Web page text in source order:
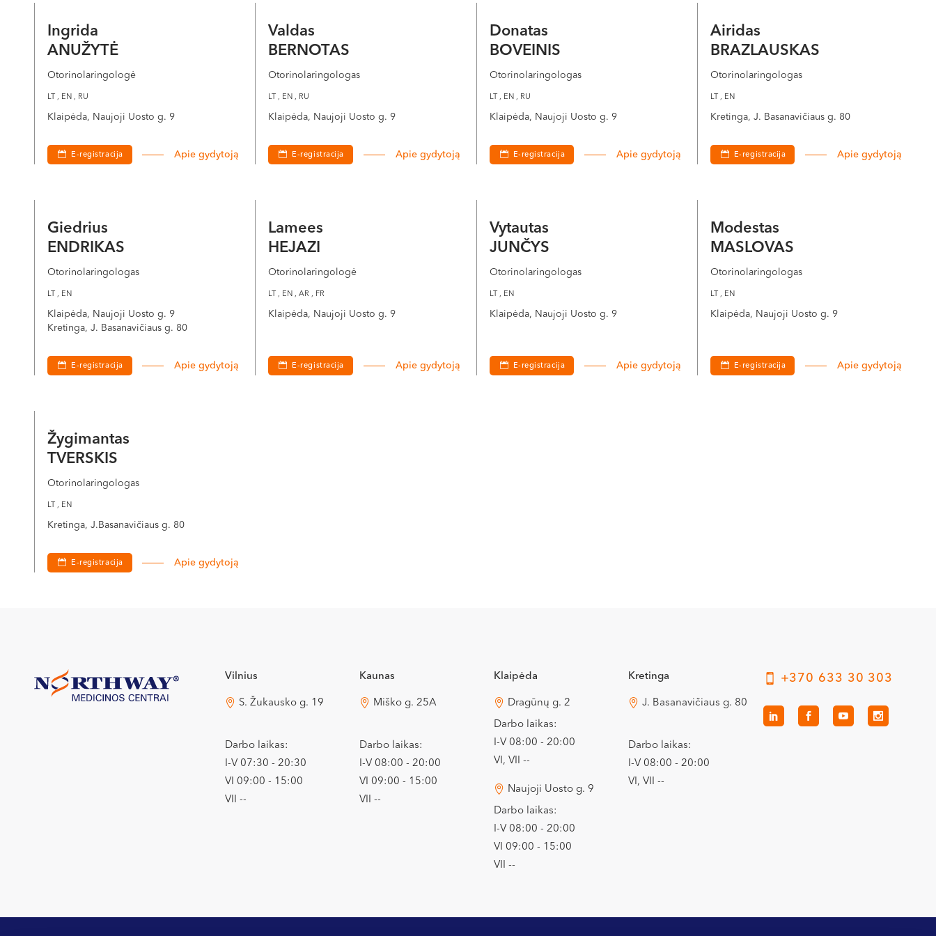
Ingrida
ANUŽYTĖ
Otorinolaringologė
LT , EN , RU
Klaipėda, Naujoji Uosto g. 9
E-registracija Apie gydytoją
Valdas
BERNOTAS
Otorinolaringologas
LT , EN , RU
Klaipėda, Naujoji Uosto g. 9
E-registracija Apie gydytoją
Donatas
BOVEINIS
Otorinolaringologas
LT , EN , RU
Klaipėda, Naujoji Uosto g. 9
E-registracija Apie gydytoją
Airidas
BRAZLAUSKAS
Otorinolaringologas
LT , EN
Kretinga, J. Basanavičiaus g. 80
E-registracija Apie gydytoją
Giedrius
ENDRIKAS
Otorinolaringologas
LT , EN
Klaipėda, Naujoji Uosto g. 9
Kretinga, J. Basanavičiaus g. 80
E-registracija Apie gydytoją
Lamees
HEJAZI
Otorinolaringologė
LT , EN , AR , FR
Klaipėda, Naujoji Uosto g. 9
E-registracija Apie gydytoją
Vytautas
JUNČYS
Otorinolaringologas
LT , EN
Klaipėda, Naujoji Uosto g. 9
E-registracija Apie gydytoją
Modestas
MASLOVAS
Otorinolaringologas
LT , EN
Klaipėda, Naujoji Uosto g. 9
E-registracija Apie gydytoją
Žygimantas
TVERSKIS
Otorinolaringologas
LT , EN
Kretinga, J.Basanavičiaus g. 80
E-registracija Apie gydytoją
Vilnius
S. Žukausko g. 19
Darbo laikas:
I-V 07:30 - 20:30
VI 09:00 - 15:00
VII --
Kaunas
Miško g. 25A
Darbo laikas:
I-V 08:00 - 20:00
VI 09:00 - 15:00
VII --
Klaipėda
Dragūnų g. 2
Darbo laikas:
I-V 08:00 - 20:00
VI, VII --
Naujoji Uosto g. 9
Darbo laikas:
I-V 08:00 - 20:00
VI 09:00 - 15:00
VII --
Kretinga
J. Basanavičiaus g. 80
Darbo laikas:
I-V 08:00 - 20:00
VI, VII --
+370 633 30 303